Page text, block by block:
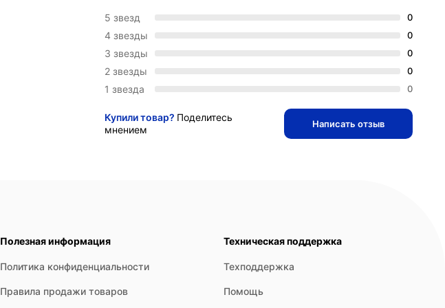
5 звезд 0
4 звезды 0
3 звезды 0
2 звезды 0
1 звезда 0
Купили товар? Поделитесь
мнением
Написать отзыв
Полезная информация
Политика конфиденциальности
Правила продажи товаров
Техническая поддержка
Техподдержка
Помощь